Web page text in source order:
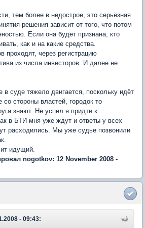
тем более в недострое, это серьёзная
решения зависит от того, что потом
Если она будет признана, кто
как и на какие средства.
проходят, через регистрацию
из числа инвесторов. И далее не
в суде тяжело двигается, поскольку идёт
со стороны властей, городок то
знают. Не успел я придти к
в БТИ мня уже ждут и ответы у всех
расходились. Мы уже судье позвонили
идущий.
nogotkov: 12 November 2008 -
- 09:43: